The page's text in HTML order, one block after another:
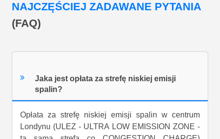
NAJCZĘŚCIEJ ZADAWANE PYTANIA
(FAQ)
Jaka jest opłata za strefę niskiej emisji
spalin?
Opłata za strefę niskiej emisji spalin w centrum
Londynu (ULEZ - ULTRA LOW EMISSION ZONE -